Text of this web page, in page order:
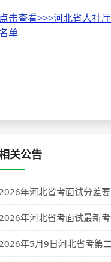
击查看>>>河北省人社
单
关公告
年河北省考面试分差
年河北省考面试最新
年5月9日河北省考第